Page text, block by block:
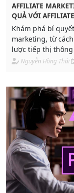
AFFILIATE
QUẢ VỚI
Khám phá bí
marketing, từ
lược tiếp thị
Nguyễn Hồng Thái